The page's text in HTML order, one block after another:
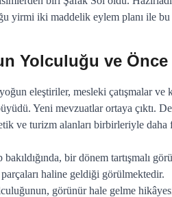
yirmi iki maddelik eylem planı ile bu
Yolculuğu ve
eleştiriler, mesleki çatışmalar
Yeni mevzuatlar ortaya çıktı.
ve turizm alanları birbirleriyle
bir dönem tartışmalı
haline geldiği görülmektedir.
görünür hale gelme